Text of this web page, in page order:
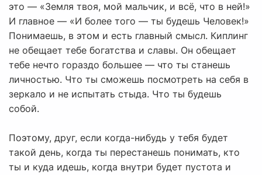
это — «Земля твоя, мой мальчик, и всё, что в ней!»
И главное — «И более того — ты будешь Человек!»
Понимаешь, в этом и есть главный смысл. Киплинг
не обещает тебе богатства и славы. Он обещает
тебе нечто гораздо большее — что ты станешь
личностью. Что ты сможешь посмотреть на себя в
зеркало и не испытать стыда. Что ты будешь
собой.
Поэтому, друг, если когда-нибудь у тебя будет
такой день, когда ты перестанешь понимать, кто
ты и куда идешь, когда внутри будет пустота и